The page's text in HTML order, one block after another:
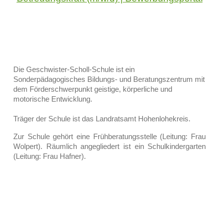
Die Geschwister-Scholl-Schule ist ein
Sonderpädagogisches Bildungs- und Beratungszentrum mit
dem Förderschwerpunkt geistige, körperliche und
motorische Entwicklung.
Träger der Schule ist das Landratsamt Hohenlohekreis.
Zur Schule gehört eine Frühberatungsstelle (Leitung: Frau
Wolpert). Räumlich angegliedert ist ein Schulkindergarten
(Leitung: Frau Hafner).